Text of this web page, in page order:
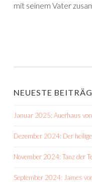
mit seinem Vater
NEUESTE
Januar 2025: Auerhaus
Dezember 2024: Der
November 2024: Tanz der
September 2024: James